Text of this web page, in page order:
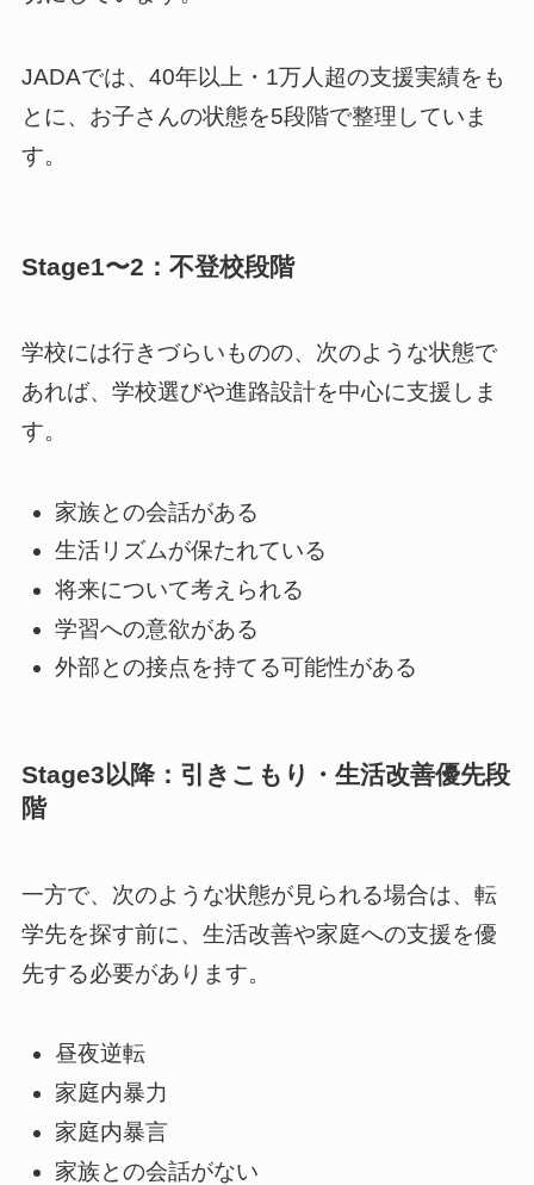
JADAでは、40年以上・1万人超の支援実績をも
とに、お子さんの状態を5段階で整理していま
す。
Stage1〜2：不登校段階
学校には行きづらいものの、次のような状態で
あれば、学校選びや進路設計を中心に支援しま
す。
家族との会話がある
生活リズムが保たれている
将来について考えられる
学習への意欲がある
外部との接点を持てる可能性がある
Stage3以降：引きこもり・生活改善優先段
階
一方で、次のような状態が見られる場合は、転
学先を探す前に、生活改善や家庭への支援を優
先する必要があります。
昼夜逆転
家庭内暴力
家庭内暴言
家族との会話がない